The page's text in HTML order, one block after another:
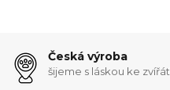
Česká výroba
šijeme s láskou ke